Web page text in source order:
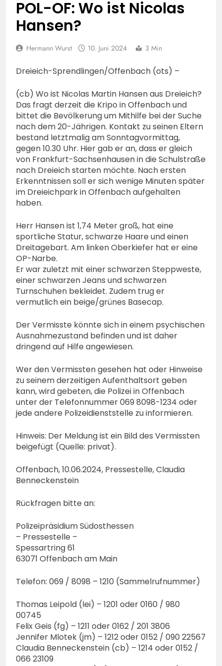
74-jähriger Claus-Peter
H. weiterhin vermisst –
6. August 2026
POL-OF: Wo ist Nicolas
Hansen?
Hermann Wurst 10. Juni 2024 3 Min
Dreieich-Sprendlingen/Offenbach (ots) –
(cb) Wo ist Nicolas Martin Hansen aus Dreieich?
Das fragt derzeit die Kripo in Offenbach und
bittet die Bevölkerung um Mithilfe bei der Suche
nach dem 20-Jährigen. Kontakt zu seinen Eltern
bestand letztmalig am Sonntagvormittag,
gegen 10.30 Uhr. Hier gab er an, dass er gleich
von Frankfurt-Sachsenhausen in die Schulstraße
nach Dreieich starten möchte. Nach ersten
Erkenntnissen soll er sich wenige Minuten später
im Dreieichpark in Offenbach aufgehalten
haben.
Herr Hansen ist 1,74 Meter groß, hat eine
sportliche Statur, schwarze Haare und einen
Dreitagebart. Am linken Oberkiefer hat er eine
OP-Narbe.
Er war zuletzt mit einer schwarzen Steppweste,
einer schwarzen Jeans und schwarzen
Turnschuhen bekleidet. Zudem trug er
vermutlich ein beige/grünes Basecap.
Der Vermisste könnte sich in einem psychischen
Ausnahmezustand befinden und ist daher
dringend auf Hilfe angewiesen.
Wer den Vermissten gesehen hat oder Hinweise
zu seinem derzeitigen Aufenthaltsort geben
kann, wird gebeten, die Polizei in Offenbach
unter der Telefonnummer 069 8098-1234 oder
jede andere Polizeidienststelle zu informieren.
Hinweis: Der Meldung ist ein Bild des Vermissten
beigefügt (Quelle: privat).
Offenbach, 10.06.2024, Pressestelle, Claudia
Benneckenstein
Rückfragen bitte an:
Polizeipräsidium Südosthessen
– Pressestelle –
Spessartring 61
63071 Offenbach am Main
Telefon: 069 / 8098 – 1210 (Sammelrufnummer)
Thomas Leipold (lei) – 1201 oder 0160 / 980
00745
Felix Geis (fg) – 1211 oder 0162 / 201 3806
Jennifer Mlotek (jm) – 1212 oder 0152 / 090 22567
Claudia Benneckenstein (cb) – 1214 oder 0152 /
066 23109